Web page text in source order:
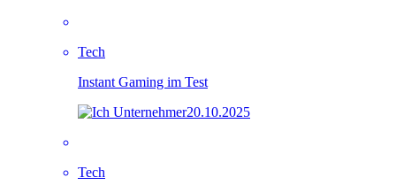
Tech
Instant Gaming im Test
20.10.2025
Tech